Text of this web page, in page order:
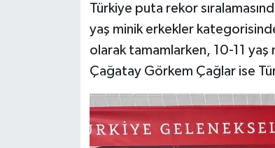
Türkiye puta rekor
yaş minik erkekler
olarak tamamlarken, 10-11
Çağatay Görkem Çağlar ise